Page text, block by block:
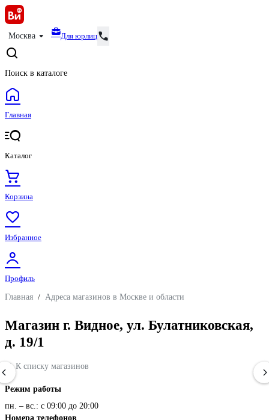
Москва Для юрлиц
Поиск в каталоге
Главная
Каталог
Корзина
Избранное
Профиль
Главная / Адреса магазинов в Москве и области
Магазин г. Видное, ул. Булатниковская,
д. 19/1
К списку магазинов
Режим работы
пн. – вс.: с 09:00 до 20:00
Номера телефонов